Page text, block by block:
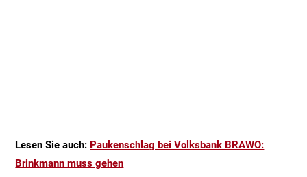
Lesen Sie auch: Paukenschlag bei Volksbank BRAWO:
Brinkmann muss gehen